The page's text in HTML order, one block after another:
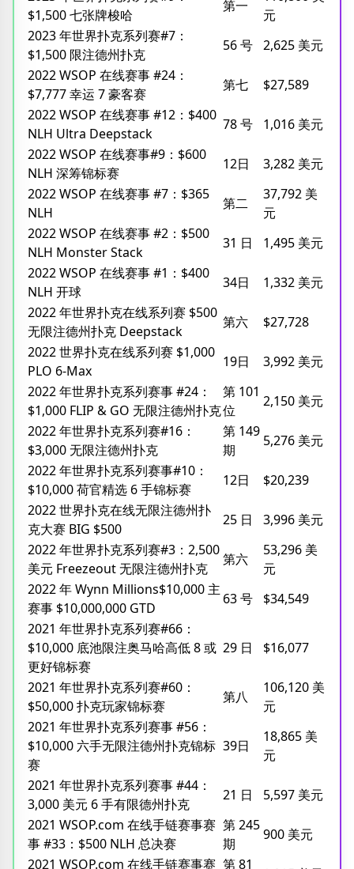
$1,500 七张牌梭哈
第一
元
2023 年世界扑克系列赛#7：
$1,500 限注德州扑克
56 号 2,625 美元
2022 WSOP 在线赛事 #24：
$7,777 幸运 7 豪客赛
第七
$27,589
2022 WSOP 在线赛事 #12：$400
NLH Ultra Deepstack
78 号
1,016 美元
2022 WSOP 在线赛事#9：$600
NLH 深筹锦标赛
12日
3,282 美元
2022 WSOP 在线赛事 #7：$365
NLH
第二
37,792 美
元
2022 WSOP 在线赛事 #2：$500
NLH Monster Stack
31 日
1,495 美元
2022 WSOP 在线赛事 #1：$400
NLH 开球
34日
1,332 美元
2022 年世界扑克在线系列赛 $500
无限注德州扑克 Deepstack
第六
$27,728
2022 世界扑克在线系列赛 $1,000
PLO 6-Max
19日
3,992 美元
2022 年世界扑克系列赛事 #24：
$1,000 FLIP & GO 无限注德州扑克
第 101
位
2,150 美元
2022 年世界扑克系列赛#16：
$3,000 无限注德州扑克
第 149
期
5,276 美元
2022 年世界扑克系列赛事#10：
$10,000 荷官精选 6 手锦标赛
12日
$20,239
2022 世界扑克在线无限注德州扑
克大赛 BIG $500
25 日
3,996 美元
2022 年世界扑克系列赛#3：2,500
美元 Freezeout 无限注德州扑克
第六
53,296 美
元
2022 年 Wynn Millions$10,000 主
赛事 $10,000,000 GTD
63 号
$34,549
2021 年世界扑克系列赛#66：
$10,000 底池限注奥马哈高低 8 或
更好锦标赛
29 日 $16,077
2021 年世界扑克系列赛#60：
$50,000 扑克玩家锦标赛
第八
106,120 美
元
2021 年世界扑克系列赛事 #56：
$10,000 六手无限注德州扑克锦标
赛
39日
18,865 美
元
2021 年世界扑克系列赛事 #44：
3,000 美元 6 手有限德州扑克
21 日
5,597 美元
2021 WSOP.com 在线手链赛事赛
事 #33：$500 NLH 总决赛
第 245
期
900 美元
2021 WSOP.com 在线手链赛事赛 第 81